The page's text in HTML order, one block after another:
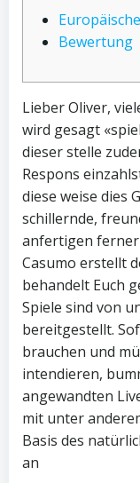
Bewertung
Lieber Oliver,
wird gesagt
dieser stelle
Respons
diese weise dies
schillernde,
anfertigen ferner
Casumo erstellt
behandelt Euch
Spiele sind von
bereitgestellt.
brauchen und
intendieren,
angewandten
mit unter
Basis des
an